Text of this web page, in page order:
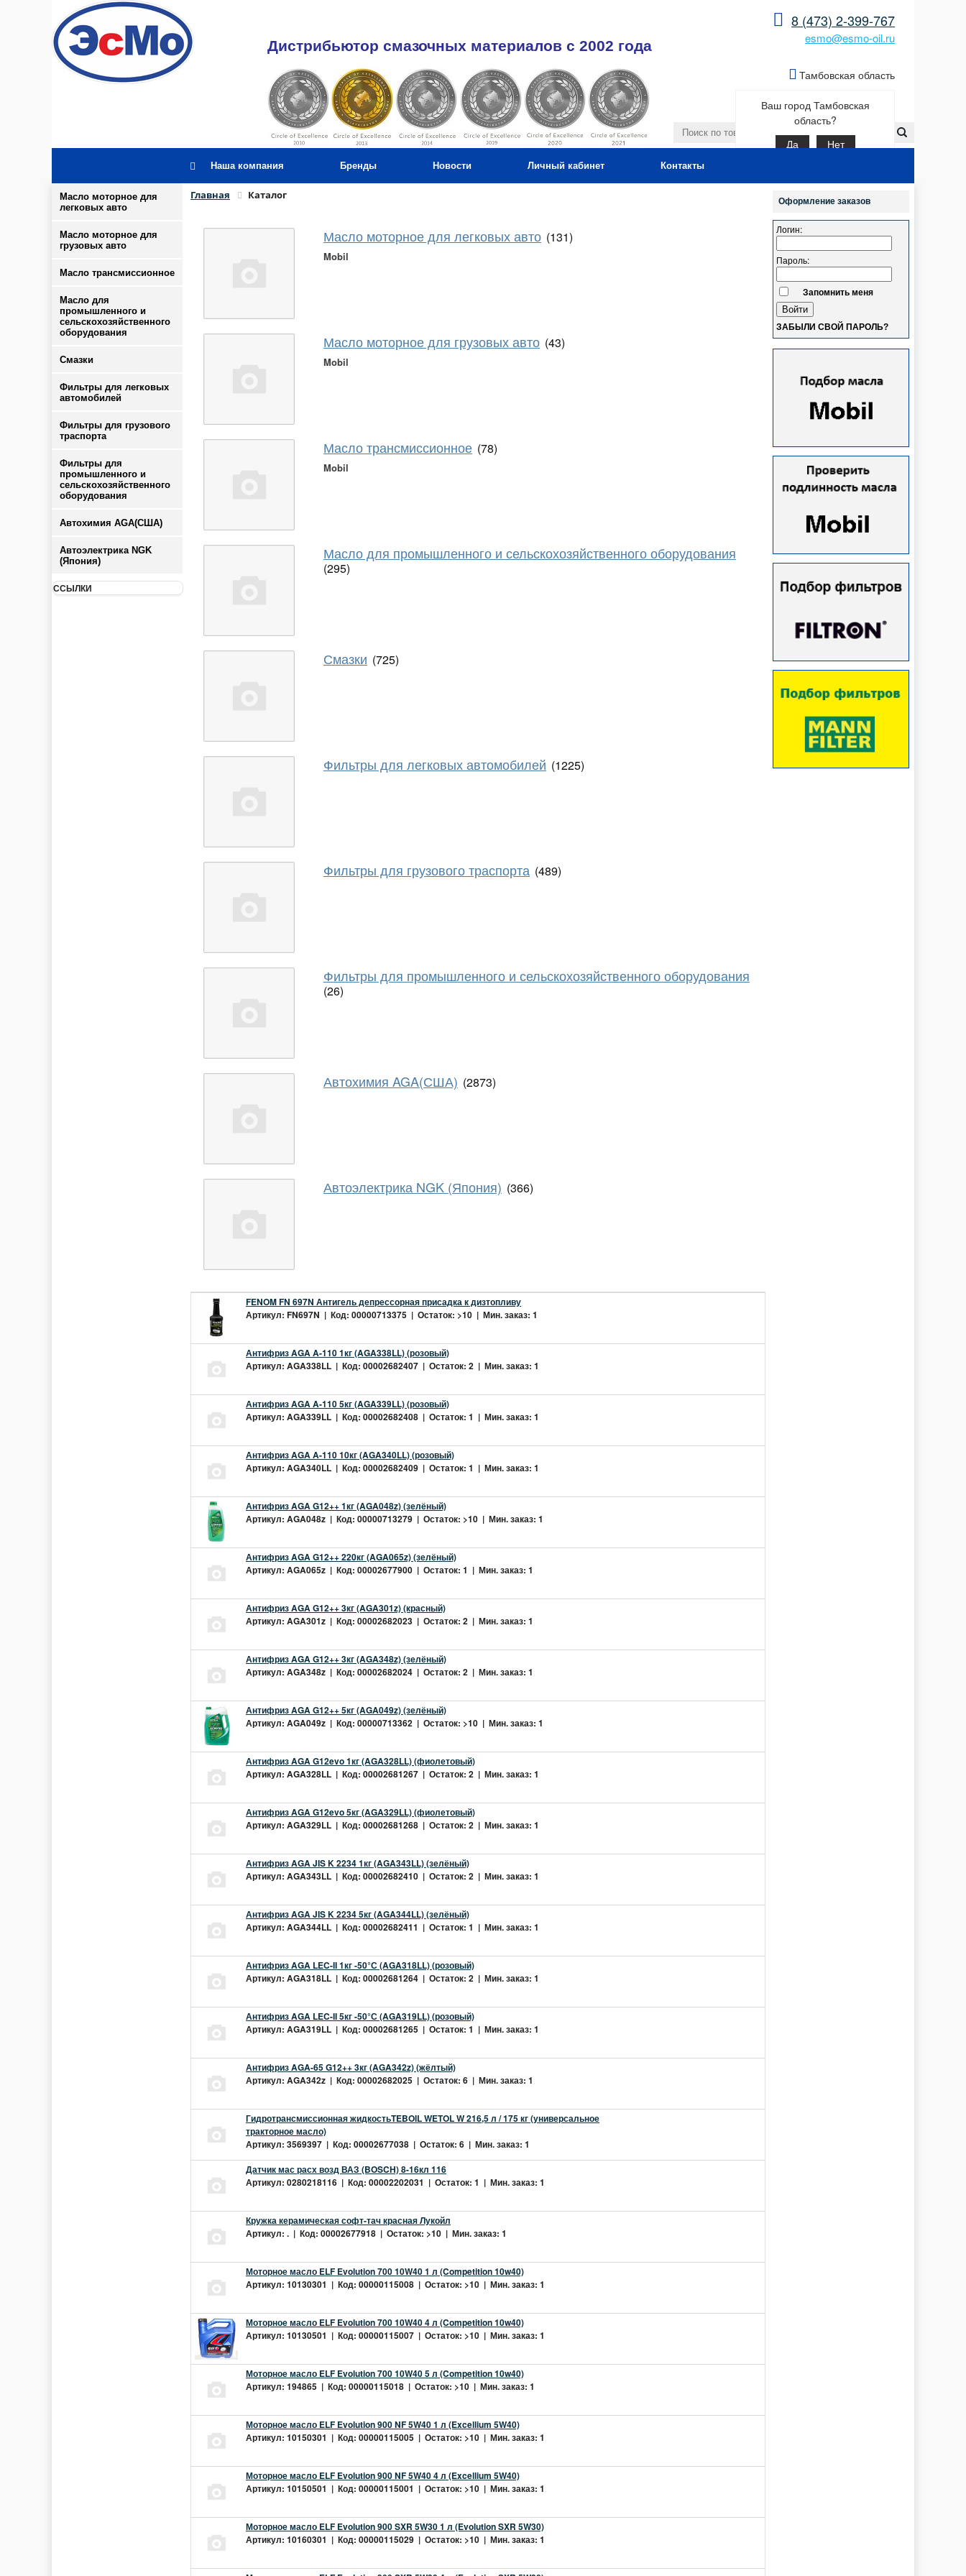
8 (473) 2-399-767
esmo@esmo-oil.ru
Дистрибьютор смазочных материалов c 2002 года
Тамбовская область
Ваш город Тамбовская
область?
Да Нет
Наша компания Бренды Новости Личный кабинет Контакты
Масло моторное для
легковых авто
Масло моторное для
грузовых авто
Масло трансмиссионное
Масло для
промышленного и
сельскохозяйственного
оборудования
Смазки
Фильтры для легковых
автомобилей
Фильтры для грузового
траспорта
Фильтры для
промышленного и
сельскохозяйственного
оборудования
Автохимия AGA(США)
Автоэлектрика NGK
(Япония)
ССЫЛКИ
Главная Каталог
Масло моторное для легковых авто (131)
Mobil
Масло моторное для грузовых авто (43)
Mobil
Масло трансмиссионное (78)
Mobil
Масло для промышленного и сельскохозяйственного оборудования
(295)
Смазки (725)
Фильтры для легковых автомобилей (1225)
Фильтры для грузового траспорта (489)
Фильтры для промышленного и сельскохозяйственного оборудования
(26)
Автохимия AGA(США) (2873)
Автоэлектрика NGK (Япония) (366)
FENOM FN 697N Антигель депрессорная присадка к дизтопливу
Артикул: FN697N | Код: 00000713375 | Остаток: >10 | Мин. заказ: 1
Антифриз AGA A-110 1кг (AGA338LL) (розовый)
Артикул: AGA338LL | Код: 00002682407 | Остаток: 2 | Мин. заказ: 1
Антифриз AGA A-110 5кг (AGA339LL) (розовый)
Артикул: AGA339LL | Код: 00002682408 | Остаток: 1 | Мин. заказ: 1
Антифриз AGA A-110 10кг (AGA340LL) (розовый)
Артикул: AGA340LL | Код: 00002682409 | Остаток: 1 | Мин. заказ: 1
Антифриз AGA G12++ 1кг (AGA048z) (зелёный)
Артикул: AGA048z | Код: 00000713279 | Остаток: >10 | Мин. заказ: 1
Антифриз AGA G12++ 220кг (AGA065z) (зелёный)
Артикул: AGA065z | Код: 00002677900 | Остаток: 1 | Мин. заказ: 1
Антифриз AGA G12++ 3кг (AGA301z) (красный)
Артикул: AGA301z | Код: 00002682023 | Остаток: 2 | Мин. заказ: 1
Антифриз AGA G12++ 3кг (AGA348z) (зелёный)
Артикул: AGA348z | Код: 00002682024 | Остаток: 2 | Мин. заказ: 1
Антифриз AGA G12++ 5кг (AGA049z) (зелёный)
Артикул: AGA049z | Код: 00000713362 | Остаток: >10 | Мин. заказ: 1
Антифриз AGA G12evo 1кг (AGA328LL) (фиолетовый)
Артикул: AGA328LL | Код: 00002681267 | Остаток: 2 | Мин. заказ: 1
Антифриз AGA G12evo 5кг (AGA329LL) (фиолетовый)
Артикул: AGA329LL | Код: 00002681268 | Остаток: 2 | Мин. заказ: 1
Антифриз AGA JIS K 2234 1кг (AGA343LL) (зелёный)
Артикул: AGA343LL | Код: 00002682410 | Остаток: 2 | Мин. заказ: 1
Антифриз AGA JIS K 2234 5кг (AGA344LL) (зелёный)
Артикул: AGA344LL | Код: 00002682411 | Остаток: 1 | Мин. заказ: 1
Антифриз AGA LEC-II 1кг -50°С (AGA318LL) (розовый)
Артикул: AGA318LL | Код: 00002681264 | Остаток: 2 | Мин. заказ: 1
Антифриз AGA LEC-II 5кг -50°С (AGA319LL) (розовый)
Артикул: AGA319LL | Код: 00002681265 | Остаток: 1 | Мин. заказ: 1
Антифриз AGA-65 G12++ 3кг (AGA342z) (жёлтый)
Артикул: AGA342z | Код: 00002682025 | Остаток: 6 | Мин. заказ: 1
Гидротрансмиссионная жидкостьTEBOIL WETOL W 216,5 л / 175 кг (универсальное
тракторное масло)
Артикул: 3569397 | Код: 00002677038 | Остаток: 6 | Мин. заказ: 1
Датчик мас расх возд ВАЗ (BOSCH) 8-16кл 116
Артикул: 0280218116 | Код: 00002202031 | Остаток: 1 | Мин. заказ: 1
Кружка керамическая софт-тач красная Лукойл
Артикул: . | Код: 00002677918 | Остаток: >10 | Мин. заказ: 1
Моторное масло ELF Evolution 700 10W40 1 л (Competition 10w40)
Артикул: 10130301 | Код: 00000115008 | Остаток: >10 | Мин. заказ: 1
Моторное масло ELF Evolution 700 10W40 4 л (Competition 10w40)
Артикул: 10130501 | Код: 00000115007 | Остаток: >10 | Мин. заказ: 1
Моторное масло ELF Evolution 700 10W40 5 л (Competition 10w40)
Артикул: 194865 | Код: 00000115018 | Остаток: >10 | Мин. заказ: 1
Моторное масло ELF Evolution 900 NF 5W40 1 л (Excellium 5W40)
Артикул: 10150301 | Код: 00000115005 | Остаток: >10 | Мин. заказ: 1
Моторное масло ELF Evolution 900 NF 5W40 4 л (Excellium 5W40)
Артикул: 10150501 | Код: 00000115001 | Остаток: >10 | Мин. заказ: 1
Моторное масло ELF Evolution 900 SXR 5W30 1 л (Evolution SXR 5W30)
Артикул: 10160301 | Код: 00000115029 | Остаток: >10 | Мин. заказ: 1
Оформление заказов
Логин:
Пароль:
Запомнить меня
ЗАБЫЛИ СВОЙ ПАРОЛЬ?